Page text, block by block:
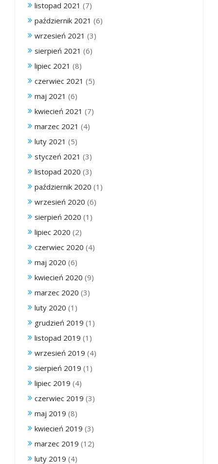
listopad 2021 (7)
październik 2021 (6)
wrzesień 2021 (3)
sierpień 2021 (6)
lipiec 2021 (8)
czerwiec 2021 (5)
maj 2021 (6)
kwiecień 2021 (7)
marzec 2021 (4)
luty 2021 (5)
styczeń 2021 (3)
listopad 2020 (3)
październik 2020 (1)
wrzesień 2020 (6)
sierpień 2020 (1)
lipiec 2020 (2)
czerwiec 2020 (4)
maj 2020 (6)
kwiecień 2020 (9)
marzec 2020 (3)
luty 2020 (1)
grudzień 2019 (1)
listopad 2019 (1)
wrzesień 2019 (4)
sierpień 2019 (1)
lipiec 2019 (4)
czerwiec 2019 (3)
maj 2019 (8)
kwiecień 2019 (3)
marzec 2019 (12)
luty 2019 (4)